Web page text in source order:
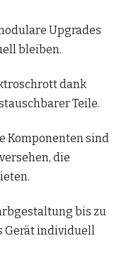
Upgrades
bleiben.
dank
Teile.
Komponenten sind
die
bis zu
Gerät individuell